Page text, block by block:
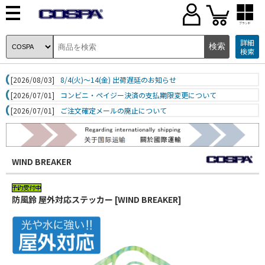
ブランド
詳細
検索
[2026/08/03]
8/4(火)～14(金) 出荷遅延のお知らせ
[2026/07/01]
コンビニ・ペイジー決済の支払期限変更について
[2026/07/01]
ご注文確定メールの廃止について
WIND BREAKER
防風鈴 屋外対応ステッカー [WIND BREAKER]